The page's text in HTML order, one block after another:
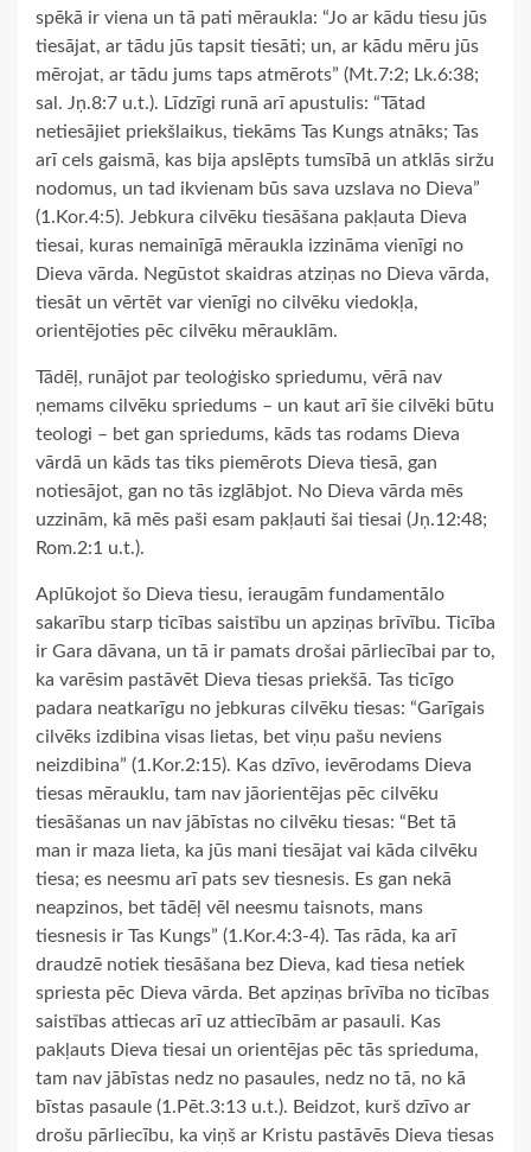
spēkā ir viena un tā pati mēraukla: “Jo ar kādu tiesu jūs
tiesājat, ar tādu jūs tapsit tiesāti; un, ar kādu mēru jūs
mērojat, ar tādu jums taps atmērots” (Mt.7:2; Lk.6:38;
sal. Jņ.8:7 u.t.). Līdzīgi runā arī apustulis: “Tātad
netiesājiet priekšlaikus, tiekāms Tas Kungs atnāks; Tas
arī cels gaismā, kas bija apslēpts tumsībā un atklās siržu
nodomus, un tad ikvienam būs sava uzslava no Dieva”
(1.Kor.4:5). Jebkura cilvēku tiesāšana pakļauta Dieva
tiesai, kuras nemainīgā mēraukla izzināma vienīgi no
Dieva vārda. Negūstot skaidras atziņas no Dieva vārda,
tiesāt un vērtēt var vienīgi no cilvēku viedokļa,
orientējoties pēc cilvēku mērauklām.
Tādēļ, runājot par teoloģisko spriedumu, vērā nav
ņemams cilvēku spriedums – un kaut arī šie cilvēki būtu
teologi – bet gan spriedums, kāds tas rodams Dieva
vārdā un kāds tas tiks piemērots Dieva tiesā, gan
notiesājot, gan no tās izglābjot. No Dieva vārda mēs
uzzinām, kā mēs paši esam pakļauti šai tiesai (Jņ.12:48;
Rom.2:1 u.t.).
Aplūkojot šo Dieva tiesu, ieraugām fundamentālo
sakarību starp ticības saistību un apziņas brīvību. Ticība
ir Gara dāvana, un tā ir pamats drošai pārliecībai par to,
ka varēsim pastāvēt Dieva tiesas priekšā. Tas ticīgo
padara neatkarīgu no jebkuras cilvēku tiesas: “Garīgais
cilvēks izdibina visas lietas, bet viņu pašu neviens
neizdibina” (1.Kor.2:15). Kas dzīvo, ievērodams Dieva
tiesas mērauklu, tam nav jāorientējas pēc cilvēku
tiesāšanas un nav jābīstas no cilvēku tiesas: “Bet tā
man ir maza lieta, ka jūs mani tiesājat vai kāda cilvēku
tiesa; es neesmu arī pats sev tiesnesis. Es gan nekā
neapzinos, bet tādēļ vēl neesmu taisnots, mans
tiesnesis ir Tas Kungs” (1.Kor.4:3-4). Tas rāda, ka arī
draudzē notiek tiesāšana bez Dieva, kad tiesa netiek
spriesta pēc Dieva vārda. Bet apziņas brīvība no ticības
saistības attiecas arī uz attiecībām ar pasauli. Kas
pakļauts Dieva tiesai un orientējas pēc tās sprieduma,
tam nav jābīstas nedz no pasaules, nedz no tā, no kā
bīstas pasaule (1.Pēt.3:13 u.t.). Beidzot, kurš dzīvo ar
drošu pārliecību, ka viņš ar Kristu pastāvēs Dieva tiesas